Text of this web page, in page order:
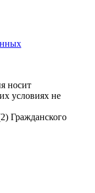
носит
условиях не
Гражданского